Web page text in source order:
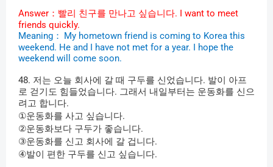
Answer ：빨리 친구를 만나고 싶습니다.
I want to meet
friends quickly.
Meaning ： My hometown friend is coming to Korea this
weekend. He and I have not met for a year. I hope the
weekend will come soon.
48. 저는 오늘 회사에 갈 때 구두를 신었습니다. 발이
아프
로 걷기도 힘들었습니다. 그래서 내일부터는 운동화를 신으
려고 합니다.
①운동화를 사고 싶습니다.
②운동화보다 구두가 좋습니다.
③운동화를 신고 회사에 갈 겁니다.
④발이 편한 구두를 신고 싶습니다.